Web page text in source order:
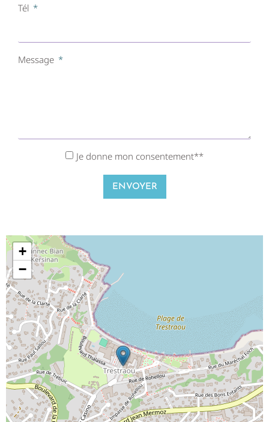
Tél
Message
Je donne mon consentement**
ENVOYER
+
−